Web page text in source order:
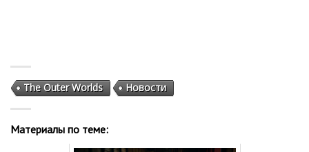
The Outer Worlds Новости
Материалы по теме: